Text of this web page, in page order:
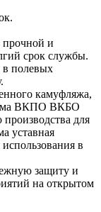
и
срок службы.
в полевых
камуфляжа,
ВКПО ВКБО
для
уставная
использования в
защиту и
на открытом